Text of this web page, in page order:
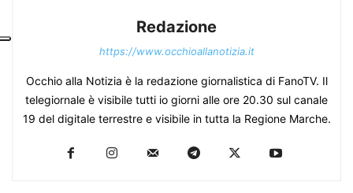
Redazione
https://www.occhioallanotizia.it
Occhio alla Notizia è la redazione giornalistica di FanoTV. Il
telegiornale è visibile tutti io giorni alle ore 20.30 sul canale
19 del digitale terrestre e visibile in tutta la Regione Marche.